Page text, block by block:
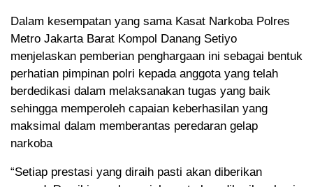
Dalam kesempatan yang sama Kasat Narkoba Polres
Metro Jakarta Barat Kompol Danang Setiyo
menjelaskan pemberian penghargaan ini sebagai bentuk
perhatian pimpinan polri kepada anggota yang telah
berdedikasi dalam melaksanakan tugas yang baik
sehingga memperoleh capaian keberhasilan yang
maksimal dalam memberantas peredaran gelap
narkoba
“Setiap prestasi yang diraih pasti akan diberikan